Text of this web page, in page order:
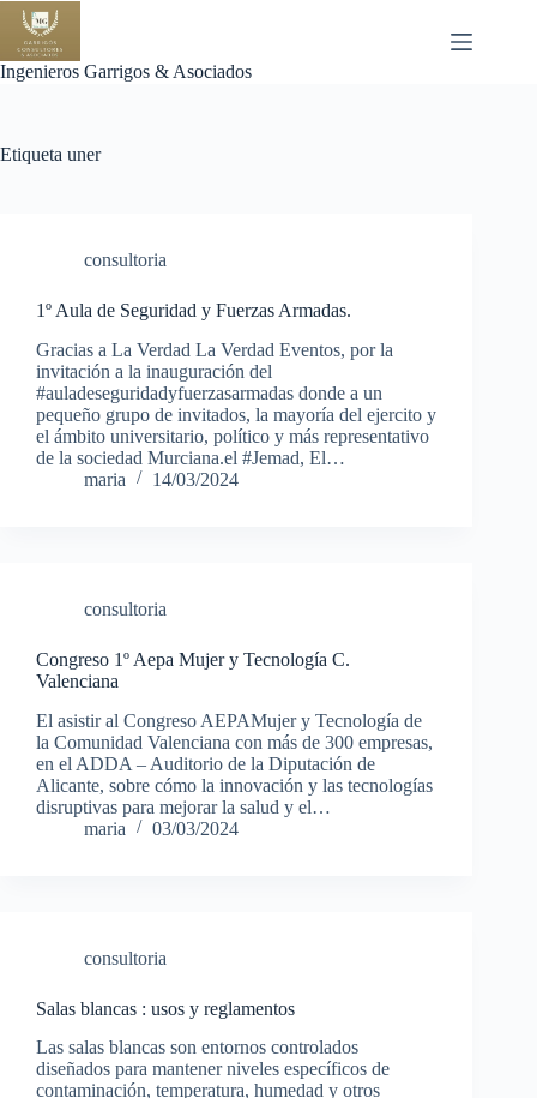
Saltar
contenido
Ingenieros Garrigos & Asociados
Etiqueta uner
consultoria
1º Aula de Seguridad y Fuerzas Armadas.
Gracias a La Verdad La Verdad Eventos, por la
invitación a la inauguración del
#auladeseguridadyfuerzasarmadas donde a un
pequeño grupo de invitados, la mayoría del ejercito y
el ámbito universitario, político y más representativo
de la sociedad Murciana.el #Jemad, El…
maria
14/03/2024
consultoria
Congreso 1º Aepa Mujer y Tecnología C.
Valenciana
El asistir al Congreso AEPAMujer y Tecnología de
la Comunidad Valenciana con más de 300 empresas,
en el ADDA – Auditorio de la Diputación de
Alicante, sobre cómo la innovación y las tecnologías
disruptivas para mejorar la salud y el…
maria
03/03/2024
consultoria
Salas blancas : usos y reglamentos
Las salas blancas son entornos controlados
diseñados para mantener niveles específicos de
contaminación, temperatura, humedad y otros